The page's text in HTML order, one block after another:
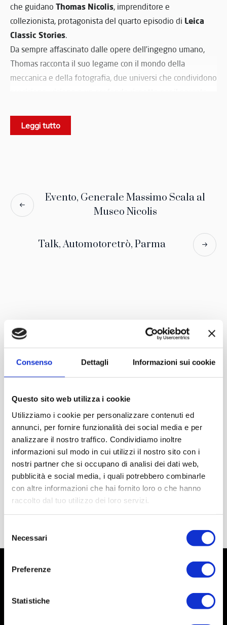
Consenso Dettagli Informazioni sui cookie
Questo sito web utilizza i cookie
Utilizziamo i cookie per personalizzare contenuti ed
annunci, per fornire funzionalità dei social media e per
analizzare il nostro traffico. Condividiamo inoltre
informazioni sul modo in cui utilizzi il nostro sito con i
nostri partner che si occupano di analisi dei dati web,
pubblicità e social media, i quali potrebbero combinarle
con altre informazioni che hai fornito loro o che hanno
raccolto dal tuo utilizzo dei loro servizi.
delNecessari
Preferenze
Statistiche
che guidano Thomas Nicolis, imprenditore e
collezionista, protagonista del quarto episodio di Leica
Classic Stories.
Da sempre affascinato dalle opere dell’ingegno umano,
Thomas racconta il suo legame con il mondo della
meccanica e della fotografia, due universi che condividono
porta in un viaggio emozionante tra tecnologia, storia e
passione.
Guarda il video completo:
Leggi tutto
Evento, Generale Massimo Scala al
Museo Nicolis
Talk, Automotoretrò, Parma
Con il patrocinio di Network